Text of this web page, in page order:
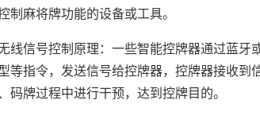
制麻将牌功能的设备或工具。
线信号控制原理：一些智能控牌器通过蓝牙
等指令，发送信号给控牌器，控牌器接收到
码牌过程中进行干预，达到控牌目的。